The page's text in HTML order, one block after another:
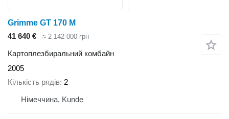
Grimme GT 170 M
41 640 €
≈ 2 142 000 грн
Картоплезбиральний комбайн
2005
Кількість рядів 2
Німеччина, Kunde